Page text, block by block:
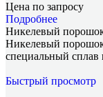
Цена по запросу
Подробнее
Никелевый
Никелевый
специальный сплав
Быстрый просмотр